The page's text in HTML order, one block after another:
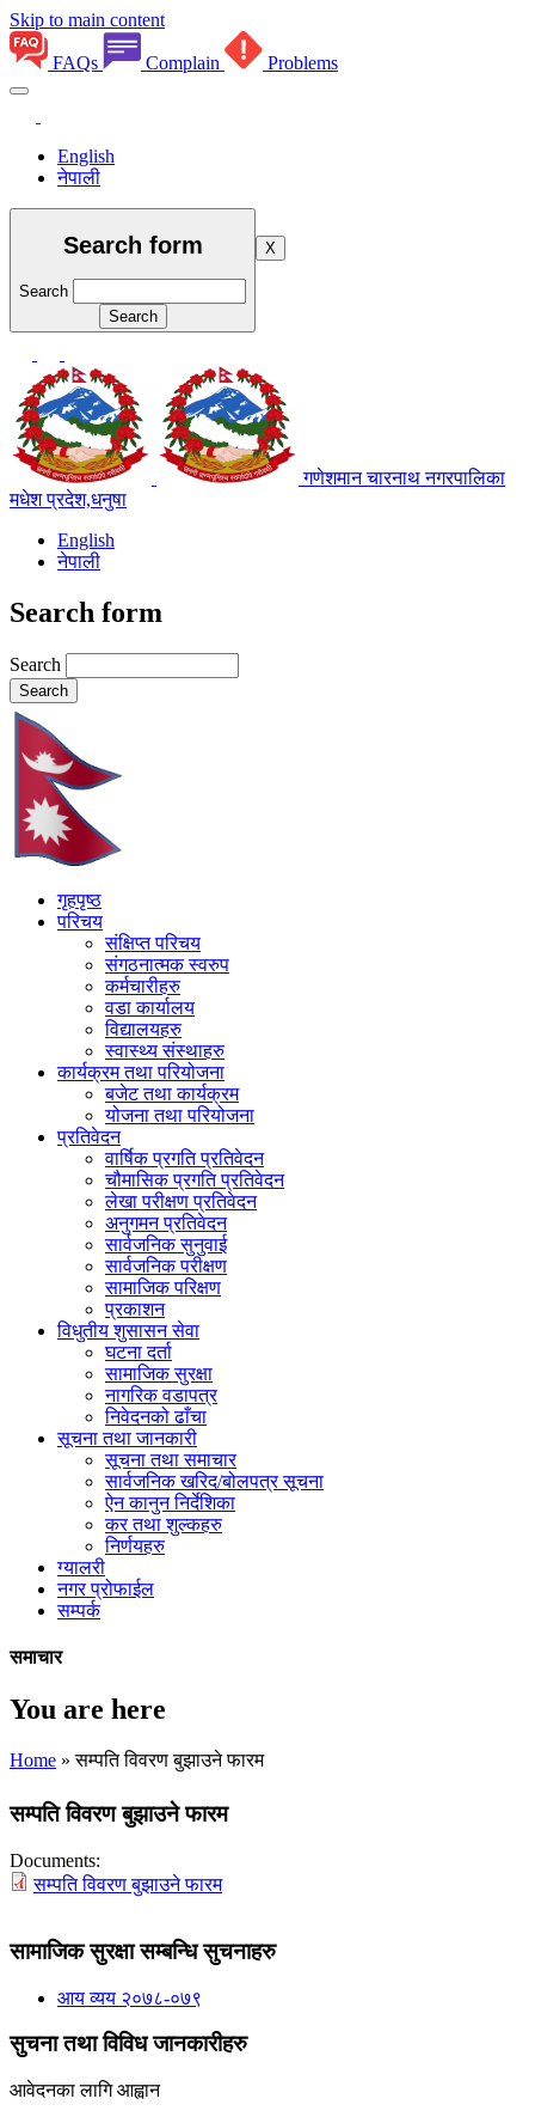
Skip to main content
FAQs Complain Problems
English
नेपाली
Search form
Search
X
गणेशमान चारनाथ नगरपालिका
मधेश प्रदेश,धनुषा
English
नेपाली
Search form
Search
गृहपृष्ठ
परिचय
संक्षिप्त परिचय
संगठनात्मक स्वरुप
कर्मचारीहरु
वडा कार्यालय
विद्यालयहरु
स्वास्थ्य संस्थाहरु
कार्यक्रम तथा परियोजना
बजेट तथा कार्यक्रम
योजना तथा परियोजना
प्रतिवेदन
वार्षिक प्रगति प्रतिवेदन
चौमासिक प्रगति प्रतिवेदन
लेखा परीक्षण प्रतिवेदन
अनुगमन प्रतिवेदन
सार्वजनिक सुनुवाई
सार्वजनिक परीक्षण
सामाजिक परिक्षण
प्रकाशन
विधुतीय शुसासन सेवा
घटना दर्ता
सामाजिक सुरक्षा
नागरिक वडापत्र
निवेदनको ढाँचा
सूचना तथा जानकारी
सूचना तथा समाचार
सार्वजनिक खरिद/बोलपत्र सूचना
ऐन कानुन निर्देशिका
कर तथा शुल्कहरु
निर्णयहरु
ग्यालरी
नगर प्रोफाईल
सम्पर्क
समाचार
You are here
Home » सम्पति विवरण बुझाउने फारम
सम्पति विवरण बुझाउने फारम
Documents:
सम्पति विवरण बुझाउने फारम
सामाजिक सुरक्षा सम्बन्धि सुचनाहरु
आय व्यय २०७८-०७९
सुचना तथा विविध जानकारीहरु
आवेदनका लागि आह्वान